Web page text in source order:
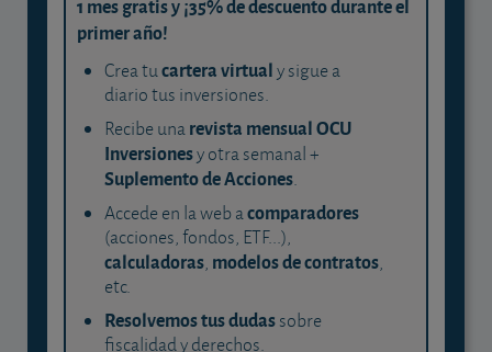
1 mes gratis y ¡35% de descuento durante el
primer año!
Crea tucartera virtualy sigue a
diario tus inversiones.
Recibe unarevista mensual OCU
Inversionesy otra semanal +
Suplemento de Acciones.
Accede en la web acomparadores
(acciones, fondos, ETF...),
calculadoras, modelos de contratos,
etc.
Resolvemos tus dudassobre
fiscalidad y derechos.